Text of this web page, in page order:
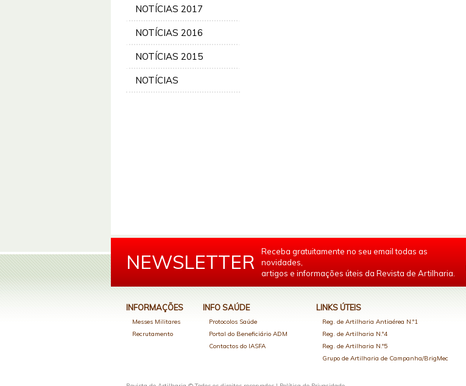
NOTÍCIAS 2017
NOTÍCIAS 2016
NOTÍCIAS 2015
NOTÍCIAS
NEWSLETTER
Receba gratuitamente no seu email todas as
novidades,
artigos e informações úteis da Revista de Artilharia.
INFORMAÇÕES
Messes Militares
Recrutamento
INFO SAÚDE
Protocolos Saúde
Portal do Beneficiário ADM
Contactos do IASFA
LINKS ÚTEIS
Reg. de Artilharia Antiaérea N.º1
Reg. de Artilharia N.º4
Reg. de Artilharia N.º5
Grupo de Artilharia de Campanha/BrigMec